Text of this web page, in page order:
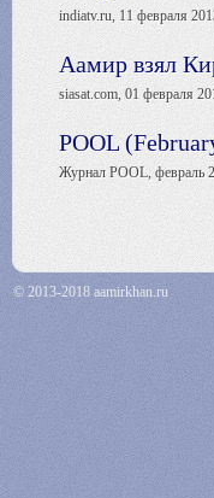
indiatv.ru, 11 февраля
Аамир взял
siasat.com, 01 февраля
POOL
Журнал POOL, февраль
© 2013-2018 aamirkhan.ru